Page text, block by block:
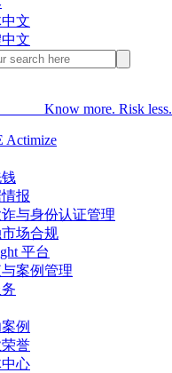
文
文
Know more. Risk less.
Actimize
报
诈与身份认证管理
场合规
平台
案例管理
例
誉
心